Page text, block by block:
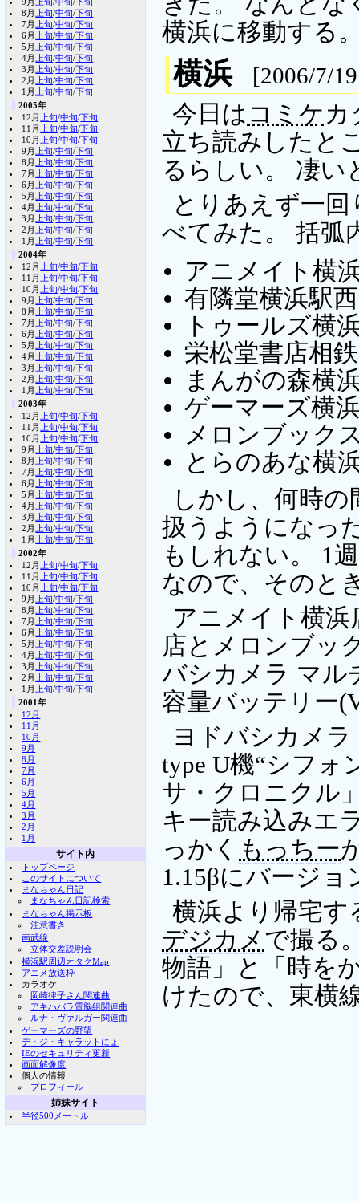
横浜に移動する
横浜 [2006/7/
今日は コミケ カ
立ち読みしたと
るらしい。 凄
とりあえず一回
べてみた。 括弧
アニメイト横
有隣堂横浜駅
トゥールズ横
栄松堂書店相
まんがの森横
ゲーマーズ横
メロンブック
とらのあな横
しかし、何時
扱うようになっ
もしれない。 1
なので、そのと
アニメイト横
店とメロンブッ
バシカメラ マル
容量バッテリー
ヨドバシカメ
type U機“シフォ
サ・クロニクル
キー読み込みエ
っかく もっちー
1.15βにバージ
横浜より帰宅す
デジカメ で撮る
物語」と「時を
けたので、東横
8月 上旬/中旬/下旬
7月 上旬/中旬/下旬
6月 上旬/中旬/下旬
5月 上旬/中旬/下旬
4月 上旬/中旬/下旬
3月 上旬/中旬/下旬
2月 上旬/中旬/下旬
1月 上旬/中旬/下旬
2005年
12月 上旬/中旬/下旬
11月 上旬/中旬/下旬
10月 上旬/中旬/下旬
9月 上旬/中旬/下旬
8月 上旬/中旬/下旬
7月 上旬/中旬/下旬
6月 上旬/中旬/下旬
5月 上旬/中旬/下旬
4月 上旬/中旬/下旬
3月 上旬/中旬/下旬
2月 上旬/中旬/下旬
1月 上旬/中旬/下旬
2004年
12月 上旬/中旬/下旬
11月 上旬/中旬/下旬
10月 上旬/中旬/下旬
9月 上旬/中旬/下旬
8月 上旬/中旬/下旬
7月 上旬/中旬/下旬
6月 上旬/中旬/下旬
5月 上旬/中旬/下旬
4月 上旬/中旬/下旬
3月 上旬/中旬/下旬
2月 上旬/中旬/下旬
1月 上旬/中旬/下旬
2003年
12月 上旬/中旬/下旬
11月 上旬/中旬/下旬
10月 上旬/中旬/下旬
9月 上旬/中旬/下旬
8月 上旬/中旬/下旬
7月 上旬/中旬/下旬
6月 上旬/中旬/下旬
5月 上旬/中旬/下旬
4月 上旬/中旬/下旬
3月 上旬/中旬/下旬
2月 上旬/中旬/下旬
1月 上旬/中旬/下旬
2002年
12月 上旬/中旬/下旬
11月 上旬/中旬/下旬
10月 上旬/中旬/下旬
9月 上旬/中旬/下旬
8月 上旬/中旬/下旬
7月 上旬/中旬/下旬
6月 上旬/中旬/下旬
5月 上旬/中旬/下旬
4月 上旬/中旬/下旬
3月 上旬/中旬/下旬
2月 上旬/中旬/下旬
1月 上旬/中旬/下旬
2001年
12月
11月
10月
9月
8月
7月
6月
5月
4月
3月
2月
1月
サイト内
トップページ
このサイトについて
まなちゃん日記
まなちゃん日記検索
まなちゃん掲示板
注意書き
南武線
立体交差説明会
横浜駅周辺オタクMap
アニメ放送枠
カラオケ
岡崎律子さん関連曲
アキハバラ電脳組関連曲
ルナ・ヴァルガー関連曲
ゲーマーズの野望
デ・ジ・キャラットにょ
IEのセキュリティ更新
画面解像度
個人の情報
プロフィール
姉妹サイト
半径500メートル